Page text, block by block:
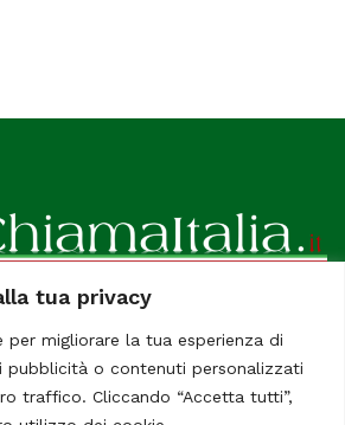
tua privacy
per migliorare la tua esperienza di
pubblicità o contenuti personalizzati
traffico. Cliccando “Accetta tutti”,
quotidiano online preferito.
a tutti gli italiani residenti all'estero.
Quotidiano online indipendente